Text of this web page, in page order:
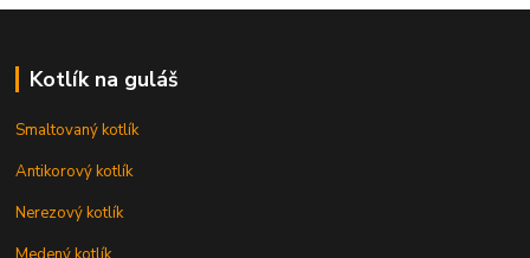
Kotlík na guláš
Smaltovaný kotlík
Antikorový kotlík
Nerezový kotlík